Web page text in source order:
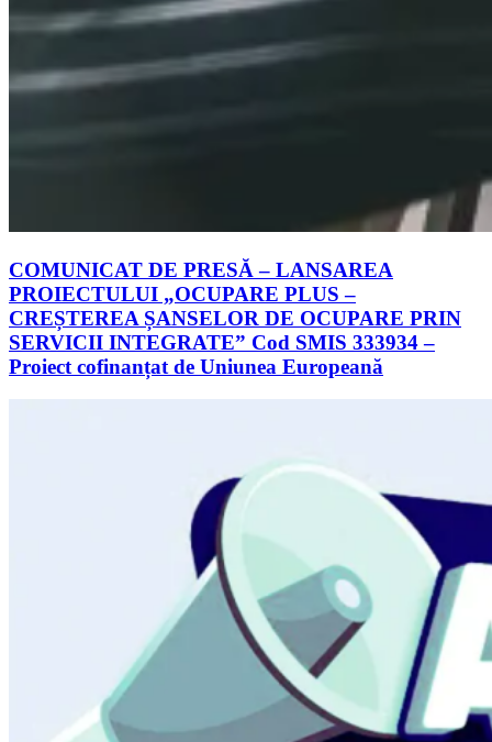
COMUNICAT DE PRESĂ – LANSAREA
PROIECTULUI „OCUPARE PLUS –
CREȘTEREA ȘANSELOR DE OCUPARE PRIN
SERVICII INTEGRATE” Cod SMIS 333934 –
Proiect cofinanțat de Uniunea Europeană